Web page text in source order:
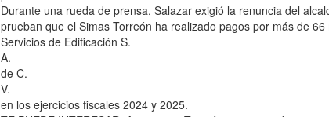
Durante una rueda de prensa, Salazar exigió la renuncia del
prueban que el Simas Torreón ha realizado pagos por más de
Servicios de Edificación S.
A.
de C.
V.
en los ejercicios fiscales 2024 y 2025.